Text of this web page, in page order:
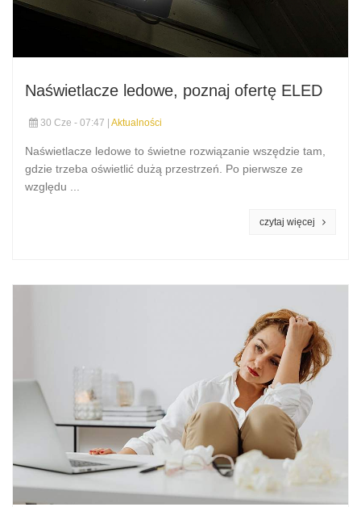
Naświetlacze ledowe, poznaj ofertę ELED
30 Cze - 07:47 | Aktualności
Naświetlacze ledowe to świetne rozwiązanie wszędzie tam,
gdzie trzeba oświetlić dużą przestrzeń. Po pierwsze ze
względu ...